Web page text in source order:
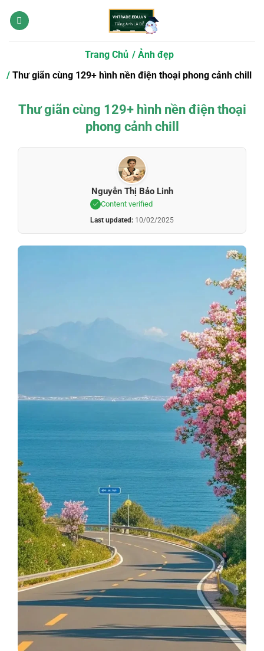
qua
Trang Chủ
Ảnh đẹp
Thư giãn cùng 129+ hình nền điện thoại phong cảnh chill
Thư giãn cùng 129+ hình nền điện thoại
phong cảnh chill
Nguyễn Thị Bảo Linh
Content verified
Last updated: 10/02/2025